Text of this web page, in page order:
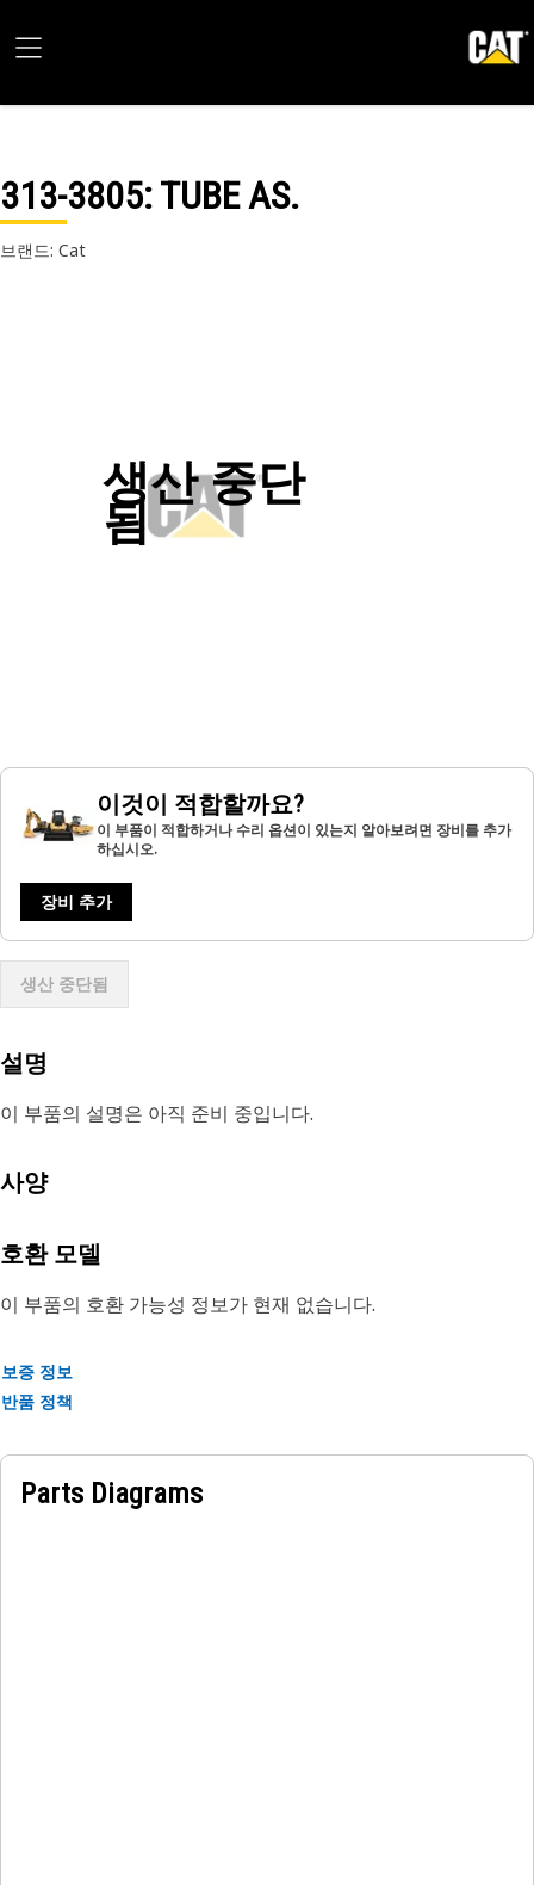
313-3805: TUBE AS.
브랜드: Cat
생산 중단
됨
이것이 적합할까요?
이 부품이 적합하거나 수리 옵션이 있는지 알아보려면 장비를 추가
하십시오.
장비 추가
생산 중단됨
설명
이 부품의 설명은 아직 준비 중입니다.
사양
호환 모델
이 부품의 호환 가능성 정보가 현재 없습니다.
보증 정보
반품 정책
Parts Diagrams